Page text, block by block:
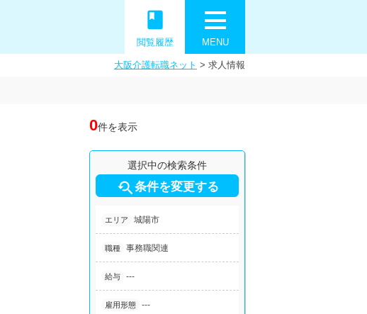
MENU
book
閲覧履歴
大阪介護転職ネット > 求人情報
0件を表示
選択中の検索条件
条件を変更する
エリア 城陽市
職種 事務職関連
給与 ---
雇用形態 ---